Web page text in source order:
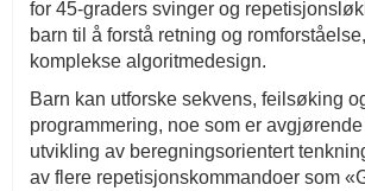
for 45-graders svinger og
barn til å forstå retning og
komplekse algoritmedesign.
Barn kan utforske sekvens, feilsøking
programmering, noe som er
utvikling av beregningsorientert
av flere repetisjonskommandoer som